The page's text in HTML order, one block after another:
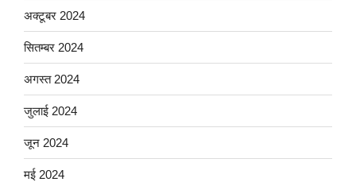
अक्टूबर 2024
सितम्बर 2024
अगस्त 2024
जुलाई 2024
जून 2024
मई 2024